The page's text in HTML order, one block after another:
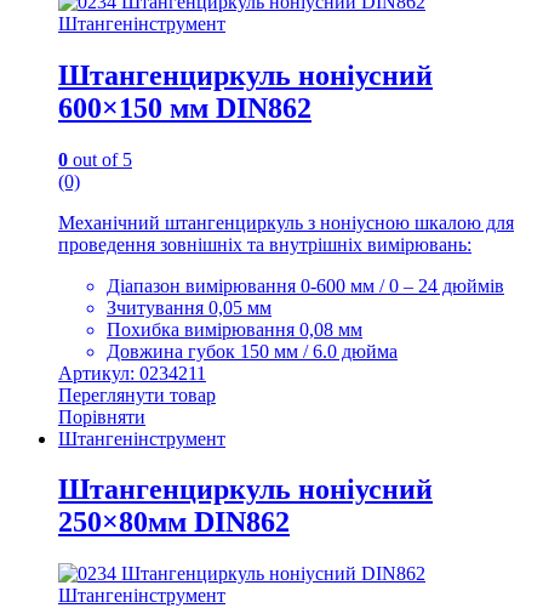
Штангенінструмент
Штангенциркуль ноніусний
600×150 мм DIN862
0 out of 5
(0)
Механічний штангенциркуль з ноніусною шкалою для
проведення зовнішніх та внутрішніх вимірювань:
Діапазон вимірювання 0-600 мм / 0 – 24 дюймів
Зчитування 0,05 мм
Похибка вимірювання 0,08 мм
Довжина губок 150 мм / 6.0 дюйма
Артикул: 0234211
Переглянути товар
Порівняти
Штангенінструмент
Штангенциркуль ноніусний
250×80мм DIN862
Штангенінструмент